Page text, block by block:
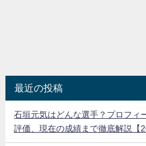
最近の投稿
石垣元気はどんな選手？プロフィ
評価、現在の成績まで徹底解説【